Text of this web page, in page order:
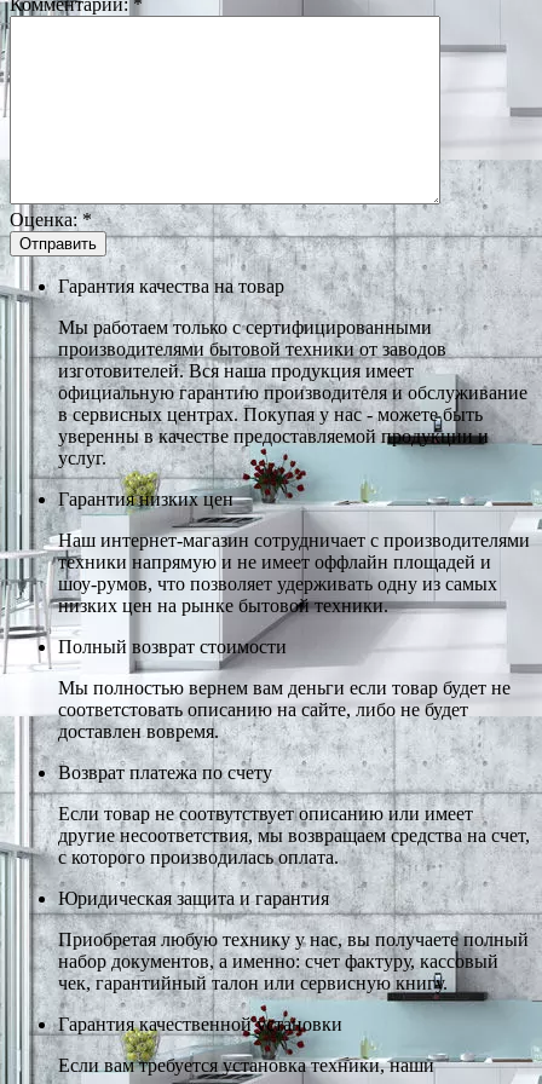
Оценка:*
Гарантия качества на товар
Мы работаем только с сертифицированными
производителями бытовой техники от заводов
изготовителей. Вся наша продукция имеет
официальную гарантию производителя и обслуживание
в сервисных центрах. Покупая у нас - можете быть
уверенны в качестве предоставляемой продукции и
услуг.
Гарантия низких цен
Наш интернет-магазин сотрудничает с производителями
техники напрямую и не имеет оффлайн площадей и
шоу-румов, что позволяет удерживать одну из самых
низких цен на рынке бытовой техники.
Полный возврат стоимости
Мы полностью вернем вам деньги если товар будет не
соответстовать описанию на сайте, либо не будет
доставлен вовремя.
Возврат платежа по счету
Если товар не соотвутствует описанию или имеет
другие несоответствия, мы возвращаем средства на счет,
с которого производилась оплата.
Юридическая защита и гарантия
Приобретая любую технику у нас, вы получаете полный
набор документов, а именно: счет фактуру, кассовый
чек, гарантийный талон или сервисную книгу.
Гарантия качественной установки
Если вам требуется установка техники, наши